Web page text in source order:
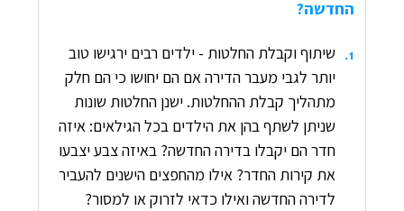
החדשה?
1
. שיתוף וקבלת החלטות - ילדים רבים ירגישו טוב
יותר לגבי מעבר הדירה אם הם יחושו כי הם חלק
מתהליך קבלת ההחלטות. ישנן החלטות שונות
שניתן לשתף בהן את הילדים בכל הגילאים: איזה
חדר הם יקבלו בדירה החדשה? באיזה צבע יצבעו
את קירות החדר? אילו מהחפצים הישנים להעביר
לדירה החדשה ואילו כדאי לזרוק או למסור?